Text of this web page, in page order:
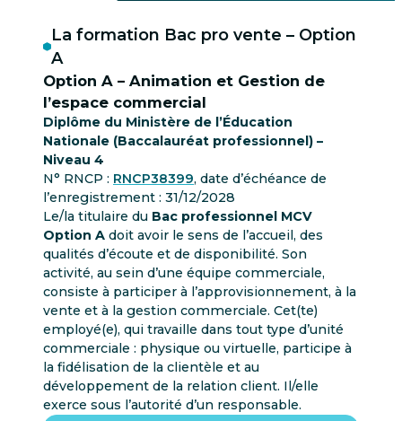
La formation Bac pro vente – Option
A
Option A – Animation et Gestion de
l’espace commercial
Diplôme du Ministère de l’Éducation
Nationale (Baccalauréat professionnel) –
Niveau 4
N° RNCP : RNCP38399, date d’échéance de
l’enregistrement : 31/12/2028
Le/la titulaire du Bac professionnel MCV
Option A doit avoir le sens de l’accueil, des
qualités d’écoute et de disponibilité. Son
activité, au sein d’une équipe commerciale,
consiste à participer à l’approvisionnement, à la
vente et à la gestion commerciale. Cet(te)
employé(e), qui travaille dans tout type d’unité
commerciale : physique ou virtuelle, participe à
la fidélisation de la clientèle et au
développement de la relation client. Il/elle
exerce sous l’autorité d’un responsable.